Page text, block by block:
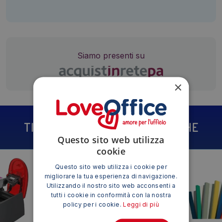
Siamo presenti su
TI POTREBBE INTERESSARE ANCHE
×
Questo sito web utilizza
cookie
Questo sito web utilizza i cookie per
migliorare la tua esperienza di navigazione.
Utilizzando il nostro sito web acconsenti a
tutti i cookie in conformità con la nostra
policy per i cookie.Leggi di più